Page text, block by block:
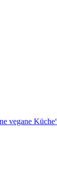
vegane